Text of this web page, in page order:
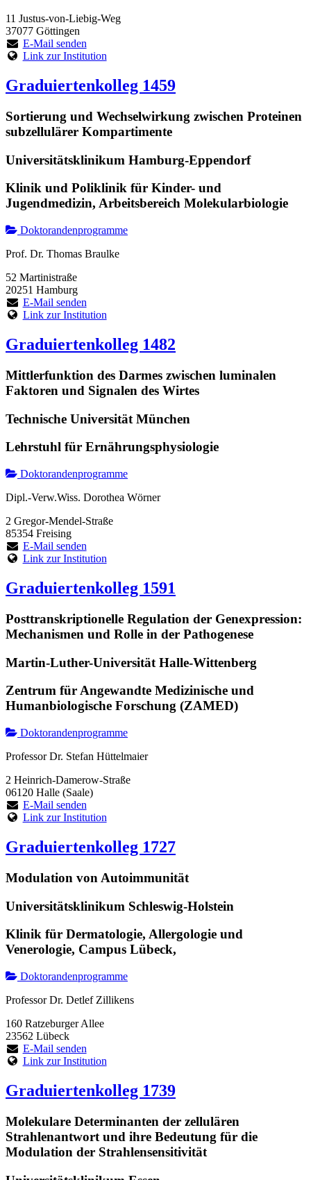
11 Justus-von-Liebig-Weg
37077 Göttingen
E-Mail senden
Link zur Institution
Graduiertenkolleg 1459
Sortierung und Wechselwirkung zwischen Proteinen
subzellulärer Kompartimente
Universitätsklinikum Hamburg-Eppendorf
Klinik und Poliklinik für Kinder- und
Jugendmedizin, Arbeitsbereich Molekularbiologie
Doktorandenprogramme
Prof. Dr. Thomas Braulke
52 Martinistraße
20251 Hamburg
E-Mail senden
Link zur Institution
Graduiertenkolleg 1482
Mittlerfunktion des Darmes zwischen luminalen
Faktoren und Signalen des Wirtes
Technische Universität München
Lehrstuhl für Ernährungsphysiologie
Doktorandenprogramme
Dipl.-Verw.Wiss. Dorothea Wörner
2 Gregor-Mendel-Straße
85354 Freising
E-Mail senden
Link zur Institution
Graduiertenkolleg 1591
Posttranskriptionelle Regulation der Genexpression:
Mechanismen und Rolle in der Pathogenese
Martin-Luther-Universität Halle-Wittenberg
Zentrum für Angewandte Medizinische und
Humanbiologische Forschung (ZAMED)
Doktorandenprogramme
Professor Dr. Stefan Hüttelmaier
2 Heinrich-Damerow-Straße
06120 Halle (Saale)
E-Mail senden
Link zur Institution
Graduiertenkolleg 1727
Modulation von Autoimmunität
Universitätsklinikum Schleswig-Holstein
Klinik für Dermatologie, Allergologie und
Venerologie, Campus Lübeck,
Doktorandenprogramme
Professor Dr. Detlef Zillikens
160 Ratzeburger Allee
23562 Lübeck
E-Mail senden
Link zur Institution
Graduiertenkolleg 1739
Molekulare Determinanten der zellulären
Strahlenantwort und ihre Bedeutung für die
Modulation der Strahlensensitivität